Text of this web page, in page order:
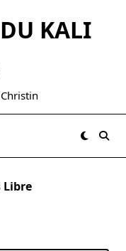
KALI
Libre